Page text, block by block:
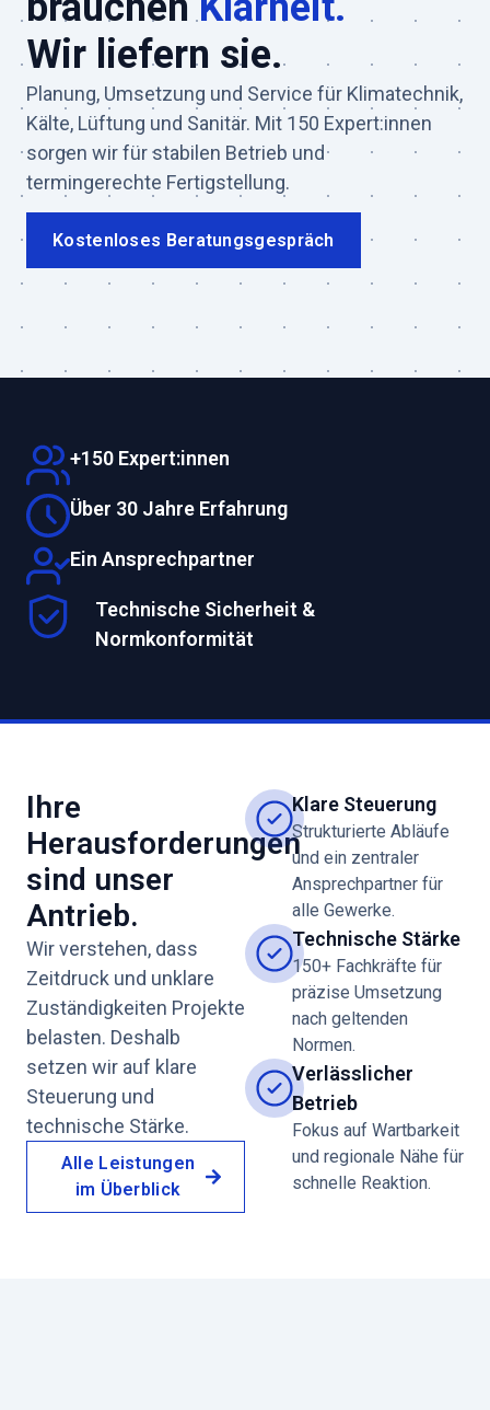
Wir liefern sie.
Planung, Umsetzung und Service für Klimatechnik,
Kälte, Lüftung und Sanitär. Mit 150 Expert:innen
sorgen wir für stabilen Betrieb und
termingerechte Fertigstellung.
Kostenloses Beratungsgespräch
+150 Expert:innen
Über 30 Jahre Erfahrung
Ein Ansprechpartner
Technische Sicherheit &
Normkonformität
Ihre
Herausforderungen
sind unser
Antrieb.
Wir verstehen, dass
Zeitdruck und unklare
Zuständigkeiten Projekte
belasten. Deshalb
setzen wir auf klare
Steuerung und
technische Stärke.
Alle Leistungen
im Überblick
Klare Steuerung
Strukturierte Abläufe
und ein zentraler
Ansprechpartner für
alle Gewerke.
Technische Stärke
150+ Fachkräfte für
präzise Umsetzung
nach geltenden
Normen.
Verlässlicher
Betrieb
Fokus auf Wartbarkeit
und regionale Nähe für
schnelle Reaktion.